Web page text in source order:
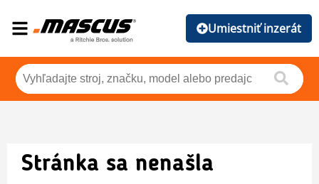
Umiestniť inzerát
Stránka sa nenašla